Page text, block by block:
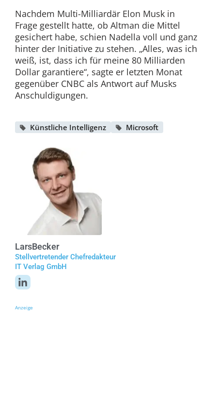
Nachdem Multi-Milliardär Elon Musk in
Frage gestellt hatte, ob Altman die Mittel
gesichert habe, schien Nadella voll und ganz
hinter der Initiative zu stehen. „Alles, was ich
weiß, ist, dass ich für meine 80 Milliarden
Dollar garantiere“, sagte er letzten Monat
gegenüber CNBC als Antwort auf Musks
Anschuldigungen.
Künstliche Intelligenz Microsoft
LarsBecker
Stellvertretender Chefredakteur
IT Verlag GmbH
Anzeige